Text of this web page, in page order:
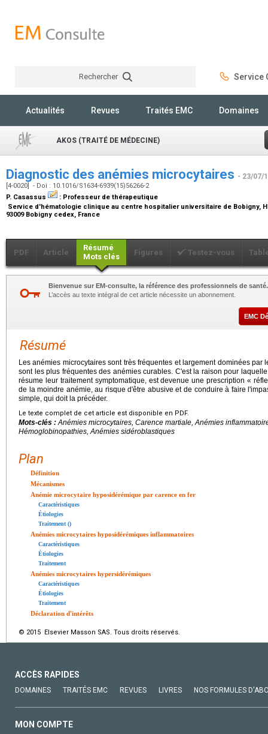
Rechercher Service
Actualités Revues Traités EMC Domaines
AKOS (TRAITÉ DE MÉDECINE)
Diagnostic des anémies microcytaires - 23/07/
[4-0020] - Doi : 10.1016/S1634-6939(15)56266-2
P. Casassus
: Professeur de thérapeutique
Service d'hématologie clinique au centre hospitalier universitaire de Bobigny,
93009 Bobigny cedex, France
PDF Article
Résumé
Mots clés
Figures Testez-vous
Bienvenue sur EM-consulte, la référence des professionnels de santé.
L’accès au texte intégral de cet article nécessite un abonnement.
EMC
Résumé
Les anémies microcytaires sont très fréquentes et largement dominées par
sont les plus fréquentes des anémies curables. C'est la raison pour
résume leur traitement symptomatique, est devenue une prescription «
de la moindre anémie, au risque d'être abusive et de conduire à faire
simple, qui doit la précéder.
Le texte complet de cet article est disponible en PDF.
Mots-clés : Anémies microcytaires, Carence martiale, Anémies
Hémoglobinopathies, Anémies sidéroblastiques
Plan
Définition
Mécanismes
Anémie microcytaire hyposidérémique par carence en fer
Caractéristiques
Étiologies
Traitement ()
Anémies microcytaires hyposidérémiques inflammatoires
Caractéristiques
Étiologies
Traitement
Anémies microcytaires hypersidérémiques
Caractéristiques
Étiologies
Traitement
Déclaration d'intérêts
© 2015 Elsevier Masson SAS. Tous droits réservés.
ACCÈS RAPIDES
DOMAINES TRAITÉS EMC REVUES LIVRES NOS FORMULES
MON COMPTE